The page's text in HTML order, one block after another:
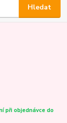
Hledat
při objednávce do